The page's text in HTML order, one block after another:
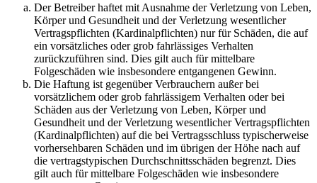
Der Betreiber haftet mit Ausnahme der Verletzung von Leben,
Körper und Gesundheit und der Verletzung wesentlicher
Vertragspflichten (Kardinalpflichten) nur für Schäden, die auf
ein vorsätzliches oder grob fahrlässiges Verhalten
zurückzuführen sind. Dies gilt auch für mittelbare
Folgeschäden wie insbesondere entgangenen Gewinn.
Die Haftung ist gegenüber Verbrauchern außer bei
vorsätzlichem oder grob fahrlässigem Verhalten oder bei
Schäden aus der Verletzung von Leben, Körper und
Gesundheit und der Verletzung wesentlicher Vertragspflichten
(Kardinalpflichten) auf die bei Vertragsschluss typischerweise
vorhersehbaren Schäden und im übrigen der Höhe nach auf
die vertragstypischen Durchschnittsschäden begrenzt. Dies
gilt auch für mittelbare Folgeschäden wie insbesondere